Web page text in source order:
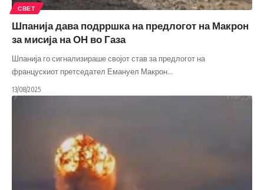
СВЕТ
Шпанија дава подрршка на предлогот на Макрон
за мисија на ОН во Газа
Шпанија го сигнализираше својот став за предлогот на
францускиот претседател Емануел Макрон…
13/08/2025